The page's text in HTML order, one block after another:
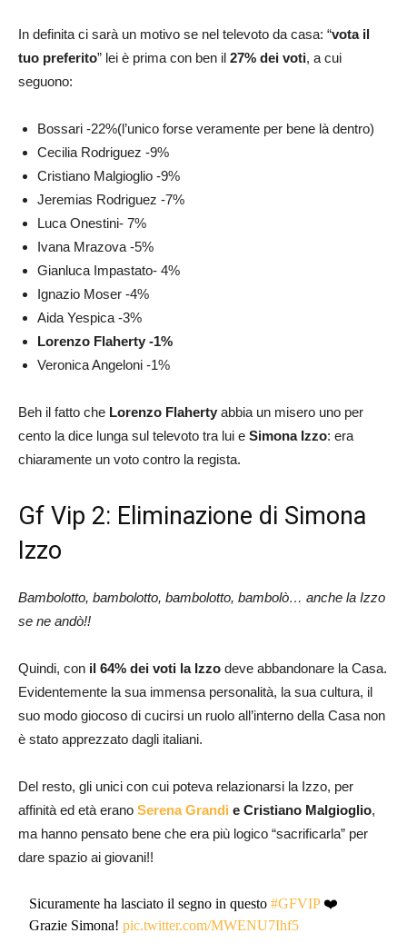
In definita ci sarà un motivo se nel televoto da casa: “vota il
tuo preferito” lei è prima con ben il 27% dei voti, a cui
seguono:
Bossari -22%(l’unico forse veramente per bene là dentro)
Cecilia Rodriguez -9%
Cristiano Malgioglio -9%
Jeremias Rodriguez -7%
Luca Onestini- 7%
Ivana Mrazova -5%
Gianluca Impastato- 4%
Ignazio Moser -4%
Aida Yespica -3%
Lorenzo Flaherty -1%
Veronica Angeloni -1%
Beh il fatto che Lorenzo Flaherty abbia un misero uno per
cento la dice lunga sul televoto tra lui e Simona Izzo: era
chiaramente un voto contro la regista.
Gf Vip 2: Eliminazione di Simona
Izzo
Bambolotto, bambolotto, bambolotto, bambolò… anche la Izzo
se ne andò!!
Quindi, con il 64% dei voti la Izzo deve abbandonare la Casa.
Evidentemente la sua immensa personalità, la sua cultura, il
suo modo giocoso di cucirsi un ruolo all’interno della Casa non
è stato apprezzato dagli italiani.
Del resto, gli unici con cui poteva relazionarsi la Izzo, per
affinità ed età erano Serena Grandi e Cristiano Malgioglio,
ma hanno pensato bene che era più logico “sacrificarla” per
dare spazio ai giovani!!
Sicuramente ha lasciato il segno in questo#GFVIP❤️
Grazie Simona!pic.twitter.com/MWENU7Ihf5